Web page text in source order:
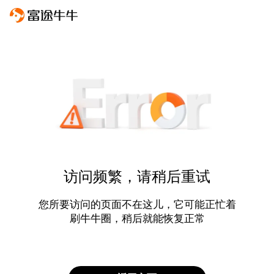
访问频繁，请稍后重试
您所要访问的页面不在这儿，它可能正忙着
刷牛牛圈，稍后就能恢复正常